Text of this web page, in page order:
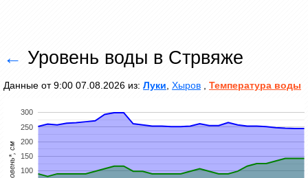
← Уровень воды в Стрвяже
Данные от 9:00 07.08.2026 из: Луки Хыров Температура воды
100
150
200
250
300
уровень*, см